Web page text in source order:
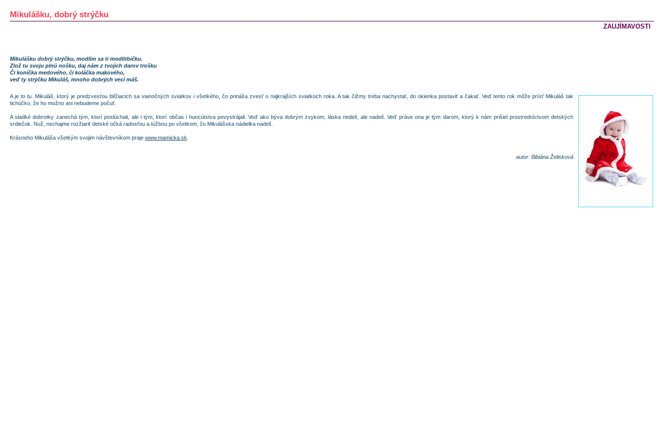
Mikulášku, dobrý strýčku
ZAUJÍMAVOSTI
Mikulášku dobrý strýčku, modlím sa ti modlitbičku.
Zlož tu svoju plnú nošku, daj nám z tvojich darov trošku
Či koníčka medového, či koláčka makového,
veď ty strýčku Mikuláš, mnoho dobrých vecí máš.
A je to tu. Mikuláš, ktorý je predzvesťou blížiacich sa vianočných sviatkov i všetkého, čo prináša zvesť o najkrajších sviatkoch roka. A tak čižmy treba nachystať, do okienka postaviť a čakať. Veď tento rok môže prísť Mikuláš tak
tichúčko, že ho možno ani nebudeme počuť.
A sladké dobrotky zanechá tým, ktorí poslúchali, ale i tým, ktorí občas i huncútstva povystrájali. Veď ako býva dobrým zvykom, láska nedelí, ale nadelí. Veď práve ona je tým darom, ktorý k nám prišiel prostredníctvom detských
srdiečok. Nuž, nechajme rozžiariť detské očká radosťou a túžbou po všetkom, čo Mikulášska nádielka nadelí.
Krásneho Mikuláša všetkým svojim návštevníkom praje www.mamicka.sk
autor: Bibiána Želisková